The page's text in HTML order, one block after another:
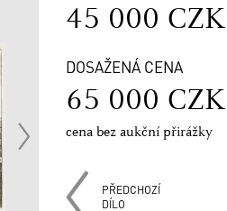
45 000 CZK
DOSAŽENÁ CENA
65 000 CZK
cena bez aukční přirážky
PŘEDCHOZÍ
DÍLO